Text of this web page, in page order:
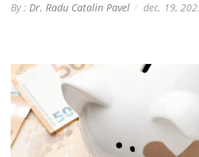
By : Dr. Radu Catalin Pavel dec. 19,